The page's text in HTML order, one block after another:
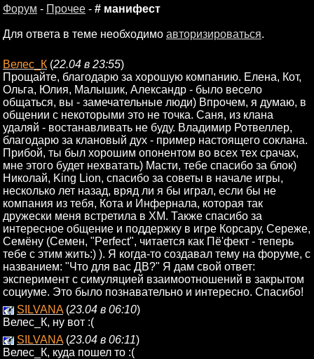
Форум - Прочее - # манифест
Для ответа в теме необходимо авторизироваться.
Велес_К (22.04 в 23:55)
Прощайте, благодарю за хорошую компанию. Елена, Кот,
Ольга, Юлия, Малышик, Александр - было весело
общаться, вы - замечательные люди) Впрочем, я думаю, в
общении с некоторыми это не точка. Саня, из клана
удаляй - востанавливать не буду. Владимир Ротвеллер,
благодарю за клановый дух - пример настоящего соклана.
Прибой, ты был хорошим опонентом во всех тех срачах,
мне этого будет нехватать) Масти, тебе спасибо за блок)
Николай, King Lion, спасибо за советы в начале игры,
несколько лет назад, вряд ли я бы играл, если бы не
компания из тебя, Кота и Инфернала, которая так
дружески меня встретила в ХМ. Также спасибо за
интересное общение и поддержку в игре Корсару, Сереже,
Семёну (Семен, "Perfect", читается как Пё'фект - теперь
тебе с этим жить:) ). Я когда-то создавал тему на форуме, с
названием: "Что для вас ДВ?" Я дам свой ответ:
эксперимент с симуляцией взаимоотношений в закрытом
социуме. Это было познавательно и интересно. Спасибо!
SILVANA(23.04 в 06:10)
Велес_К, ну вот :(
SILVANA(23.04 в 06:11)
Велес_К, куда пошел то :(